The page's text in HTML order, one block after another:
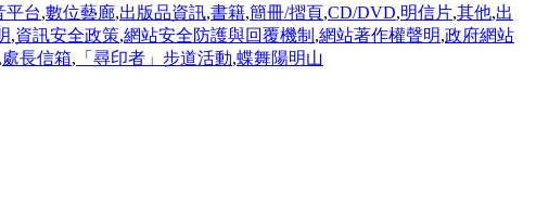
平台,數位藝廊,出版品資訊,書籍,簡冊/摺頁,CD/DVD,明信片,其他,出
,資訊安全政策,網站安全防護與回覆機制 ,網站著作權聲明,政府網站
,處長信箱, 「尋印者」步道活動,蝶舞陽明山